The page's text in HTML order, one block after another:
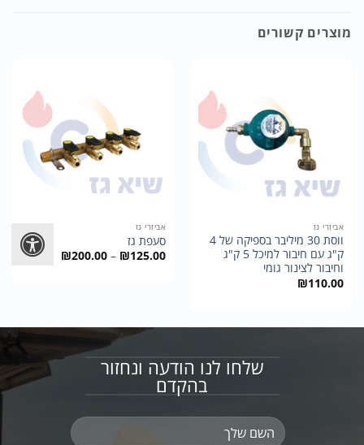
מוצרים קשורים
אביזרי גז
ווסת 30 מיליבר בספיקה של 4
ק"ג עם חיבור למיכל 5 ק"ג
וחיבור לצינור גומי
₪110.00
אביזרי גז
סעפת גז
₪125.00
–
₪200.00 טווח
שלחו לנו הודעה ונחזור
בהקדם